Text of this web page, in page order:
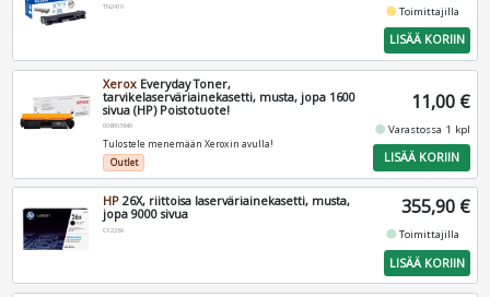
TN2410 fiber_manual_recordToimittajilla
LISÄÄ KORIIN
Xerox Everyday Toner,
tarvikelaserväriainekasetti, musta, jopa 1600
sivua (HP) Poistotuote!
006R03640
Tulostele menemään Xeroxin avulla!
Outlet
11,00 €
fiber_manual_record Varastossa 1 kpl
LISÄÄ KORIIN
HP 26X, riittoisa laserväriainekasetti, musta,
jopa 9000 sivua
CF226X
355,90 €
fiber_manual_recordToimittajilla
LISÄÄ KORIIN